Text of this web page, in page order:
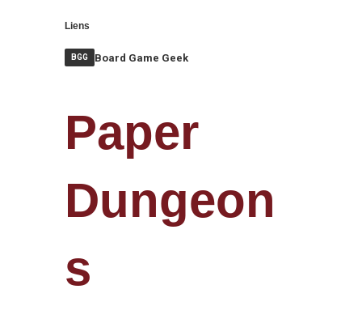
Liens
BGG Board Game Geek
Paper
Dungeon
s